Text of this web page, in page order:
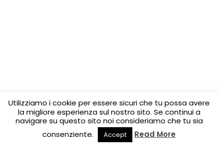
Utilizziamo i cookie per essere sicuri che tu possa avere
la migliore esperienza sul nostro sito. Se continui a
navigare su questo sito noi consideriamo che tu sia
consenziente.
Accept Read More